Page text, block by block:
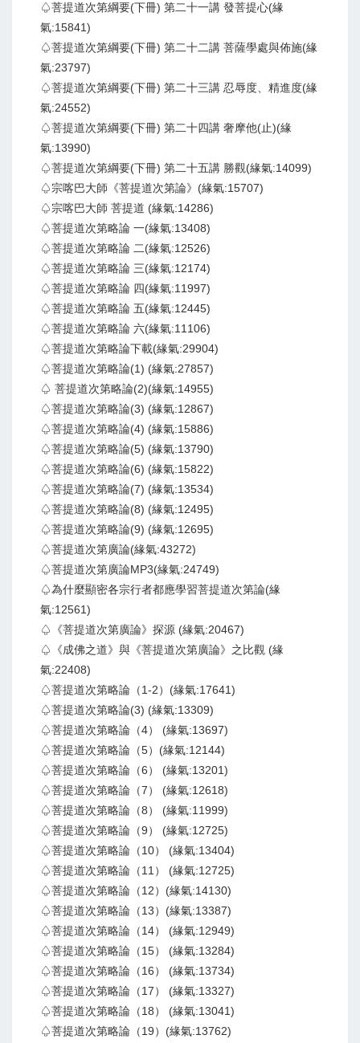
♤菩提道次第綱要(下冊) 第二十一講 發菩提心(緣
氣:15841)
♤菩提道次第綱要(下冊) 第二十二講 菩薩學處與佈施(緣
氣:23797)
♤菩提道次第綱要(下冊) 第二十三講 忍辱度、精進度(緣
氣:24552)
♤菩提道次第綱要(下冊) 第二十四講 奢摩他(止)(緣
氣:13990)
♤菩提道次第綱要(下冊) 第二十五講 勝觀(緣氣:14099)
♤宗喀巴大師《菩提道次第論》(緣氣:15707)
♤宗喀巴大師 菩提道 (緣氣:14286)
♤菩提道次第略論 一(緣氣:13408)
♤菩提道次第略論 二(緣氣:12526)
♤菩提道次第略論 三(緣氣:12174)
♤菩提道次第略論 四(緣氣:11997)
♤菩提道次第略論 五(緣氣:12445)
♤菩提道次第略論 六(緣氣:11106)
♤菩提道次第略論下載(緣氣:29904)
♤菩提道次第略論(1) (緣氣:27857)
♤ 菩提道次第略論(2)(緣氣:14955)
♤菩提道次第略論(3) (緣氣:12867)
♤菩提道次第略論(4) (緣氣:15886)
♤菩提道次第略論(5) (緣氣:13790)
♤菩提道次第略論(6) (緣氣:15822)
♤菩提道次第略論(7) (緣氣:13534)
♤菩提道次第略論(8) (緣氣:12495)
♤菩提道次第略論(9) (緣氣:12695)
♤菩提道次第廣論(緣氣:43272)
♤菩提道次第廣論MP3(緣氣:24749)
♤為什麼顯密各宗行者都應學習菩提道次第論(緣
氣:12561)
♤《菩提道次第廣論》探源 (緣氣:20467)
♤《成佛之道》與《菩提道次第廣論》之比觀 (緣
氣:22408)
♤菩提道次第略論（1-2）(緣氣:17641)
♤菩提道次第略論(3) (緣氣:13309)
♤菩提道次第略論（4） (緣氣:13697)
♤菩提道次第略論（5）(緣氣:12144)
♤菩提道次第略論（6） (緣氣:13201)
♤菩提道次第略論（7） (緣氣:12618)
♤菩提道次第略論（8） (緣氣:11999)
♤菩提道次第略論（9） (緣氣:12725)
♤菩提道次第略論（10） (緣氣:13404)
♤菩提道次第略論（11） (緣氣:12725)
♤菩提道次第略論（12）(緣氣:14130)
♤菩提道次第略論（13）(緣氣:13387)
♤菩提道次第略論（14） (緣氣:12949)
♤菩提道次第略論（15） (緣氣:13284)
♤菩提道次第略論（16） (緣氣:13734)
♤菩提道次第略論（17） (緣氣:13327)
♤菩提道次第略論（18） (緣氣:13041)
♤菩提道次第略論（19）(緣氣:13762)